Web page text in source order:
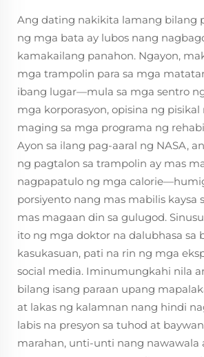
Ang dating nakikita lamang bilang
ng mga bata ay lubos nang
kamakailang panahon. Ngayon,
mga trampolin para sa mga
ibang lugar—mula sa mga sentro
mga korporasyon, opisina ng pisikal
maging sa mga programa ng
Ayon sa ilang pag-aaral ng NASA,
ng pagtalon sa trampolin ay mas
nagpapatulo ng mga
porsiyento nang mas mabilis
mas magaan din sa gulugod.
ito ng mga doktor na dalubhasa sa
kasukasuan, pati na rin ng mga
social media. Iminumungkahi nila
bilang isang paraan upang
at lakas ng kalamnan nang hindi
labis na presyon sa tuhod at
marahan, unti-unti nang nawawala